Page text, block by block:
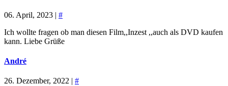
06. April, 2023 | #
Ich wollte fragen ob man diesen Film,,Inzest ,,auch als DVD kaufen
kann. Liebe Grüße
André
26. Dezember, 2022 | #